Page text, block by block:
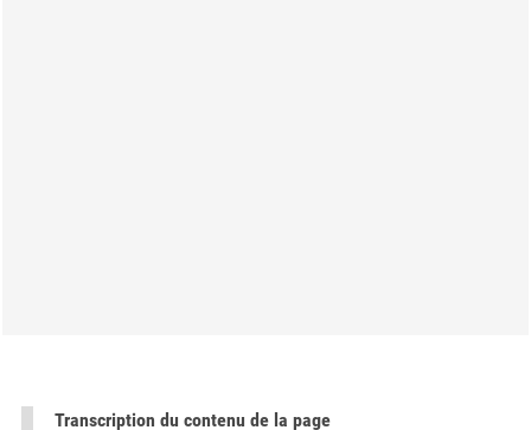
Transcription du contenu de la page